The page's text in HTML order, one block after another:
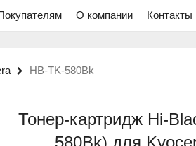
О компании Контакты
HB-TK-580Bk
Тонер-картридж Hi-
580Bk) для